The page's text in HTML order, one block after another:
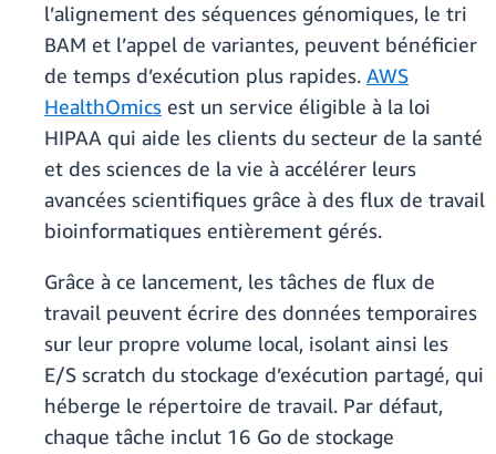
l’alignement des séquences génomiques, le tri
BAM et l’appel de variantes, peuvent bénéficier
de temps d’exécution plus rapides. AWS
HealthOmics est un service éligible à la loi
HIPAA qui aide les clients du secteur de la santé
et des sciences de la vie à accélérer leurs
avancées scientifiques grâce à des flux de travail
bioinformatiques entièrement gérés.
Grâce à ce lancement, les tâches de flux de
travail peuvent écrire des données temporaires
sur leur propre volume local, isolant ainsi les
E/S scratch du stockage d’exécution partagé, qui
héberge le répertoire de travail. Par défaut,
chaque tâche inclut 16 Go de stockage